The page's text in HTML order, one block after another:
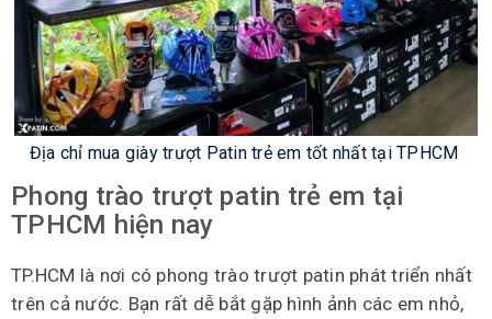
Địa chỉ mua giày trượt Patin trẻ em tốt nhất tại TPHCM
Phong trào trượt patin trẻ em tại
TPHCM hiện nay
TP.HCM là nơi có phong trào trượt patin phát triển nhất
trên cả nước. Bạn rất dễ bắt gặp hình ảnh các em nhỏ,